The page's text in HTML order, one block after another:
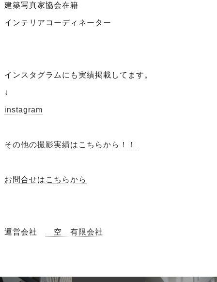
建築写真家協会在籍
インテリアコーディネーター
インスタグラムにも実績掲載してます。
↓
instagram
その他の撮影実績はこちらから！！
お問合せはこちらから
運営会社 空 有限会社